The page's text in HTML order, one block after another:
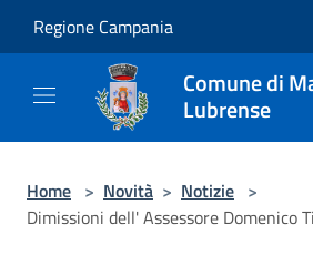
Regione Campania
Comune di
Lubrense
Home > Novità > Notizie >
Dimissioni dell' Assessore Domenico